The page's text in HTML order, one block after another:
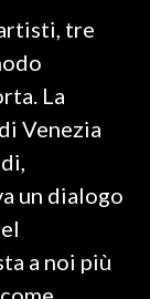
tre
La
Venezia
un dialogo
a noi più